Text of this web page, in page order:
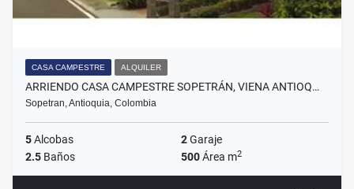
CASA CAMPESTRE ALQUILER
ARRIENDO CASA CAMPESTRE SOPETRÁN, VIENA ANTIOQ…
Sopetran, Antioquia, Colombia
5Alcobas 2Garaje
2.5 Baños 500Área m2